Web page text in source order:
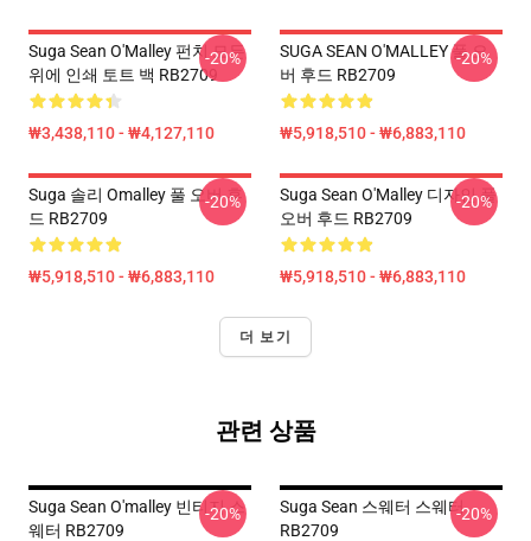
Suga Sean O'Malley 펀치 모든
위에 인쇄 토트 백 RB2709
₩3,438,110 - ₩4,127,110
-20%
SUGA SEAN O'MALLEY 풀 오
버 후드 RB2709
₩5,918,510 - ₩6,883,110
-20%
Suga 솔리 Omalley 풀 오버 후
드 RB2709
₩5,918,510 - ₩6,883,110
-20%
Suga Sean O'Malley 디자인 풀
오버 후드 RB2709
₩5,918,510 - ₩6,883,110
-20%
더 보기
관련 상품
Suga Sean O'malley 빈티지 스
웨터 RB2709
-20%
Suga Sean 스웨터 스웨터
RB2709
-20%